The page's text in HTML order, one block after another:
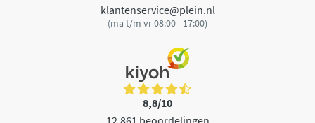
klantenservice@plein.nl
(ma t/m vr 08:00 - 17:00)
8,8/10